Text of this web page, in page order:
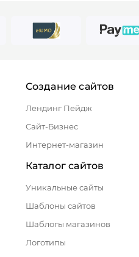
Создание сайтов
Лендинг Пейдж
Сайт-Бизнес
Интернет-магазин
Каталог сайтов
Уникальные сайты
Шаблоны сайтов
Шаблогы магазинов
Логотипы